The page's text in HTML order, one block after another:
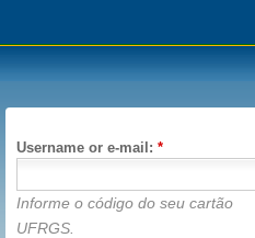
Username or e-mail: *
Informe o código do seu cartão
UFRGS.